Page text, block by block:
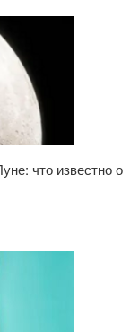
что известно о